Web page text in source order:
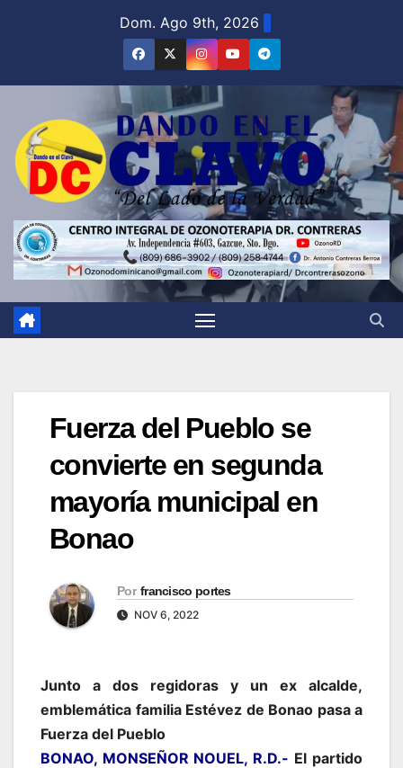
Dom. Ago 9th, 2026
Fuerza del Pueblo se
convierte en segunda
mayoría municipal en
Bonao
Por francisco portes
NOV 6, 2022
Junto a dos regidoras y un ex alcalde,
emblemática familia Estévez de Bonao pasa a
Fuerza del Pueblo
BONAO, MONSEÑOR NOUEL, R.D.- El partido